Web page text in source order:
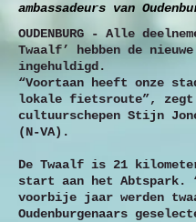
ambassadeurs van
OUDENBURG - Alle
Twaalf’ hebben de
ingehuldigd.
“Voortaan heeft onze
lokale fietsroute”, zegt
cultuurschepen Stijn
(N-VA).
De Twaalf is 21
start aan het Abtspark.
voorbije jaar werden
Oudenburgenaars